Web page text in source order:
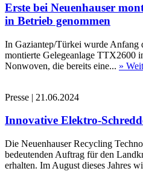
Erste bei Neuenhauser
in Betrieb genommen
In Gaziantep/Türkei wurde Anfang
montierte Gelegeanlage TTX2600
Nonwoven, die bereits eine... »
Presse | 21.06.2024
Innovative Elektro-
Die Neuenhauser Recycling
bedeutenden Auftrag für den
erhalten. Im August dieses Jahres